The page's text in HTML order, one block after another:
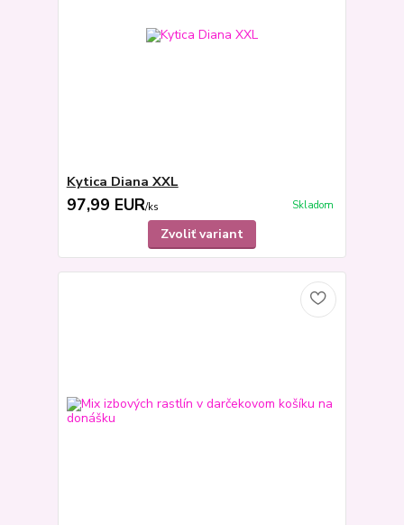
Kytica Diana XXL
97,99 EUR/ks Skladom
Zvoliť variant